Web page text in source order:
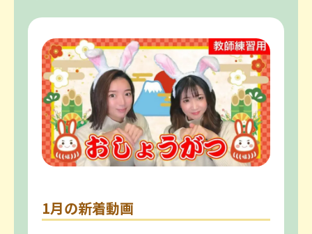
1月の新着動画